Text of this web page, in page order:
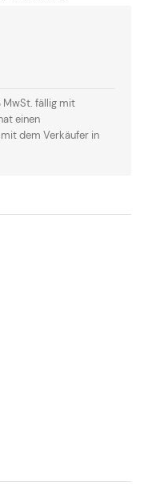
fällig mit
einen
dem Verkäufer in